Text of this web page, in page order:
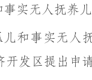
实无人抚养
儿和事实无人
开发区 提出申